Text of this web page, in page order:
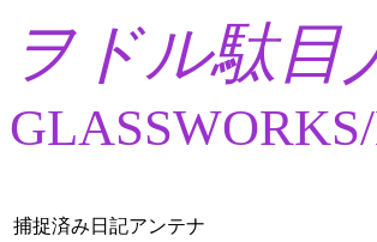
ヲドル駄目
捕捉済み日記アンテナ